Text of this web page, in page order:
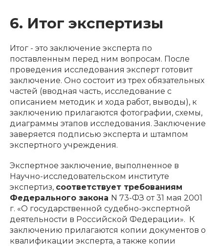
6. Итог экспертизы
Итог - это заключение эксперта по
поставленным перед ним вопросам. После
проведения исследования эксперт готовит
заключение. Оно состоит из трех обязательных
частей (вводная часть, исследование с
описанием методик и хода работ, выводы), к
заключению прилагаются фотографии, схемы,
диаграммы этапов исследования. Заключение
заверяется подписью эксперта и штампом
экспертного учреждения.
Экспертное заключение, выполненное в
Научно-исследовательском институте
экспертиз, соответствует требованиям
Федерального закона N 73-ФЗ от 31 мая 2001
г. «О государственной судебно-экспертной
деятельности в Российской Федерации». К
заключению прилагаются копии документов о
квалификации эксперта, а также копии